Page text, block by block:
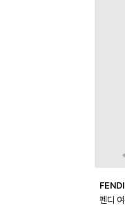
FENDI